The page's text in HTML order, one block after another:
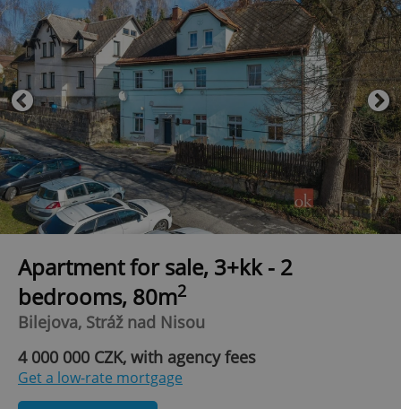
Apartment for sale, 3+kk - 2
bedrooms, 80m2
Bilejova, Stráž nad Nisou
4 000 000 CZK, with agency fees
Get a low-rate mortgage